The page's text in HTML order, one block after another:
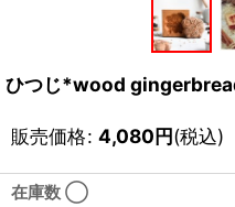
ひつじ*wood
販売価格: 4,080円(税込)
在庫数 ◯